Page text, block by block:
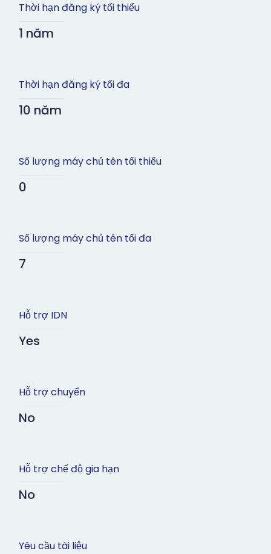
Thời hạn đăng ký tối thiểu
1 năm
Thời hạn đăng ký tối đa
10 năm
Số lượng máy chủ tên tối thiểu
0
Số lượng máy chủ tên tối đa
7
Hỗ trợ IDN
Yes
Hỗ trợ chuyển
No
Hỗ trợ chế độ gia hạn
No
Yêu cầu tài liệu